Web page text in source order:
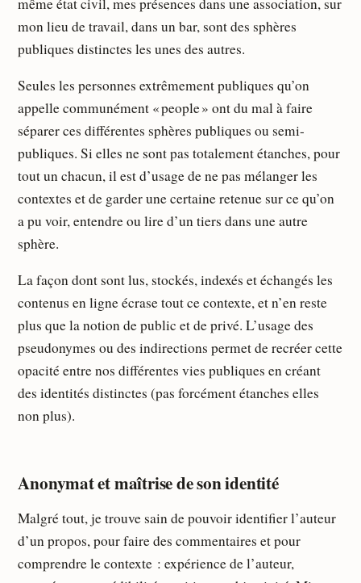
mon lieu de travail, dans un bar, sont des sphères
publiques distinctes les unes des autres.
Seules les personnes extrêmement publiques qu’on
appelle communément « people » ont du mal à faire
séparer ces différentes sphères publiques ou semi-
publiques. Si elles ne sont pas totalement étanches, pour
tout un chacun, il est d’usage de ne pas mélanger les
contextes et de garder une certaine retenue sur ce qu’on
a pu voir, entendre ou lire d’un tiers dans une autre
sphère.
La façon dont sont lus, stockés, indexés et échangés les
contenus en ligne écrase tout ce contexte, et n’en reste
plus que la notion de public et de privé. L’usage des
pseudonymes ou des indirections permet de recréer cette
opacité entre nos différentes vies publiques en créant
des identités distinctes (pas forcément étanches elles
non plus).
Anonymat et maîtrise de son identité
Malgré tout, je trouve sain de pouvoir identifier l’auteur
d’un propos, pour faire des commentaires et pour
comprendre le contexte : expérience de l’auteur,